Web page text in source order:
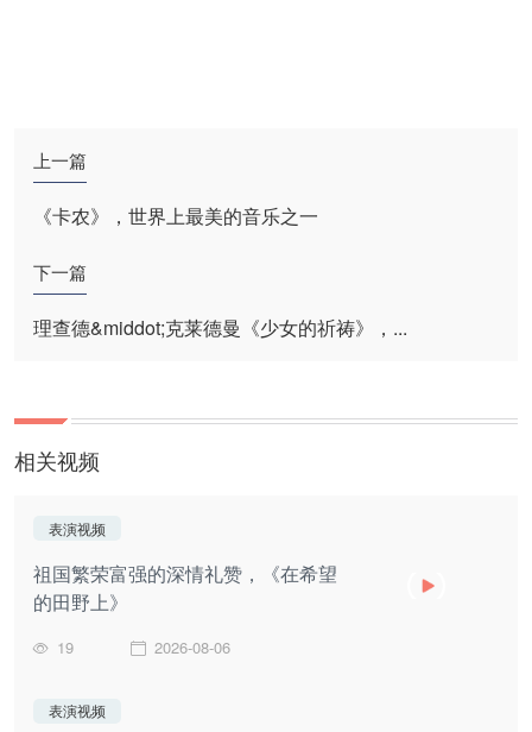
上一篇
《卡农》，世界上最美的音乐之一
下一篇
理查德&middot;克莱德曼《少女的祈祷》，...
相关视频
表演视频
祖国繁荣富强的深情礼赞，《在希望
的田野上》
19 2026-08-06
表演视频